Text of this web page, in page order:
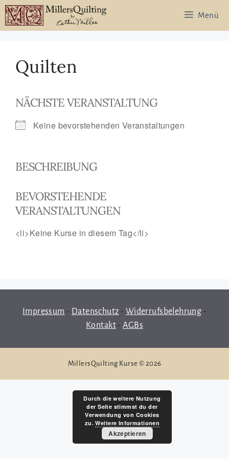
Zum
Inhalt
springen
Menü
Quilten
NÄCHSTE VERANSTALTUNG
Keine bevorstehenden Veranstaltungen
BESCHREIBUNG
BEVORSTEHENDE
VERANSTALTUNGEN
<li>Keine Kurse in diesem Tag</li>
Impressum - Datenschutz - Widerrufsbelehrung -
Kontakt-AGBs
MillersQuilting Kurse © 2026
Durch die weitere Nutzung
der Seite stimmst du der
Verwendung von Cookies
zu.Weitere Informationen
Akzeptieren